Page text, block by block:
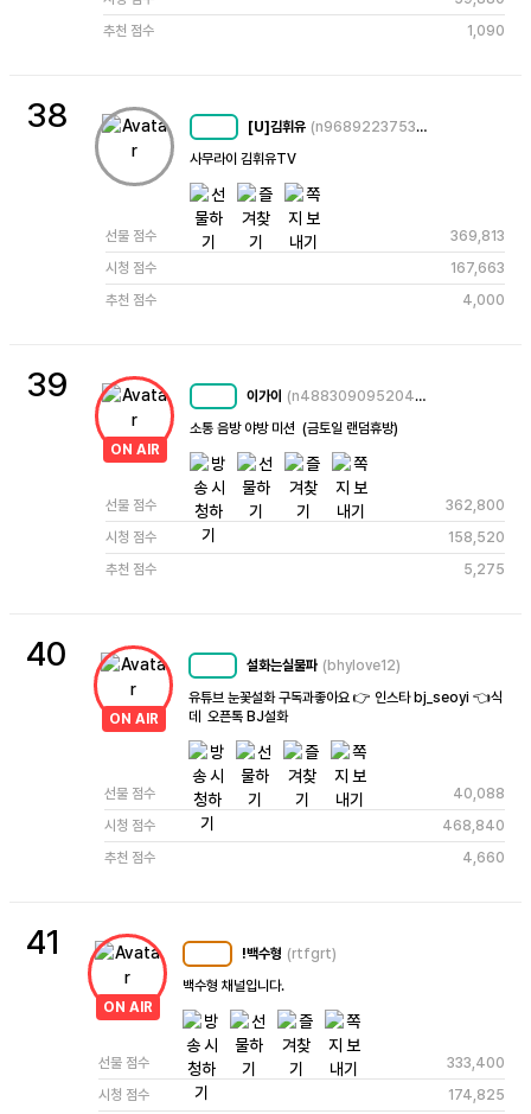
추천 점수
1,090
38 [U]김휘유 (n9689223753493230304)
사무라이 김휘유TV
선물 점수
369,813
시청 점수
167,663
추천 점수
4,000
39
ON AIR
이가이 (n4883090952043230823)
소통 음방 야방 미션  (금토일 랜덤휴방)
선물 점수
362,800
시청 점수
158,520
추천 점수
5,275
40
ON AIR
설화는실물파 (bhylove12)
유튜브 눈꽃설화 구독과좋아요 👉 인스타 bj_seoyi 👈식
데  오픈톡 BJ설화
선물 점수
40,088
시청 점수
468,840
추천 점수
4,660
41
ON AIR
!백수형 (rtfgrt)
백수형 채널입니다.
선물 점수
333,400
시청 점수
174,825